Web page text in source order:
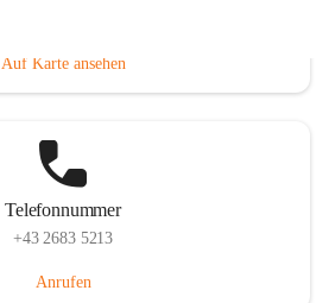
Auf Karte ansehen
Telefonnummer
+43 2683 5213
Anrufen